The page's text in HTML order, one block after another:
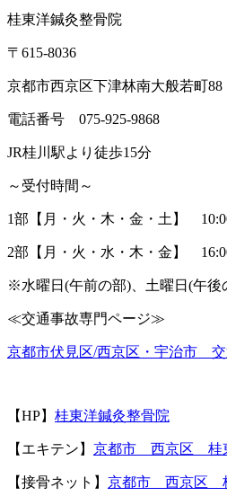
桂東洋鍼灸整骨院
〒 615-8036
京都市西京区下津林南大般若町88
電話番号 075-925-9868
JR桂川駅より徒歩15分
～受付時間～
1部【月・火・木・金・土】
2部【月・火・水・木・金】
※水曜日 (午前の部) 、土曜日 (午後
≪交通事故専門ページ≫
京都市伏見区/西京区・宇治市 交
【HP】 桂東洋鍼灸整骨院
【エキテン】 京都市 西京区 桂
【接骨ネット】 京都市 西京区